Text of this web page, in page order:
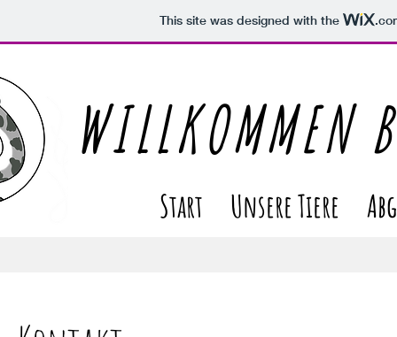
This site was designed with the
WILLKOMMEN
Start Unsere Tiere